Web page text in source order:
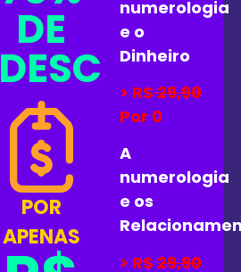
DE
DESCONTO
POR
APENAS
numerologia
e o
Dinheiro
> R$29,90
Por 0
A
numerologia
e os
> R$ 29,90